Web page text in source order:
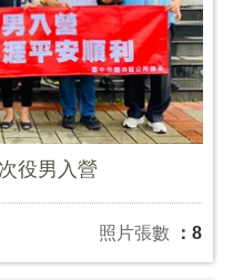
役男入營
照片張數 ：8